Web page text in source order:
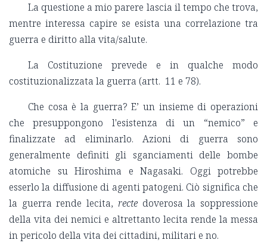
La questione a mio parere lascia il tempo che trova,
mentre interessa capire se esista una correlazione tra
guerra e diritto alla vita/salute.
La Costituzione prevede e in qualche modo
costituzionalizzata la guerra (artt. 11 e 78).
Che cosa è la guerra? E’ un insieme di operazioni
che presuppongono l'esistenza di un “nemico” e
finalizzate ad eliminarlo. Azioni di guerra sono
generalmente definiti gli sganciamenti delle bombe
atomiche su Hiroshima e Nagasaki. Oggi potrebbe
esserlo la diffusione di agenti patogeni. Ciò significa che
la guerra rende lecita, rectedoverosa la soppressione
della vita dei nemici e altrettanto lecita rende la messa
in pericolo della vita dei cittadini, militari e no.